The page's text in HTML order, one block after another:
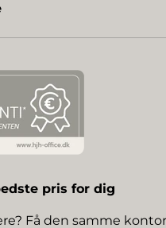
pris for dig
Få den samme